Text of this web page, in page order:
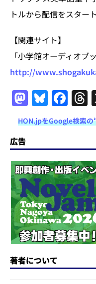
トルから配信をスター
【関連サイト】
「小学館オーディオブ
http://
M
a
st
o
d
o
n
Bl
u
e
s
k
y
F
a
c
e
b
o
o
k
s
HON.jpをGoogle検索の
広告
著者について